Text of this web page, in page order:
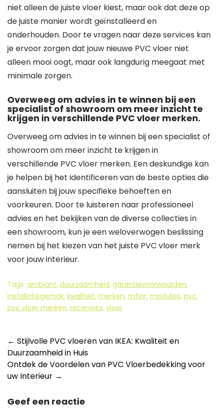
niet alleen de juiste vloer kiest, maar ook dat deze op
de juiste manier wordt geïnstalleerd en
onderhouden. Door te vragen naar deze services kan
je ervoor zorgen dat jouw nieuwe PVC vloer niet
alleen mooi oogt, maar ook langdurig meegaat met
minimale zorgen.
Overweeg om advies in te winnen bij een
specialist of showroom om meer inzicht te
krijgen in verschillende PVC vloer merken.
Overweeg om advies in te winnen bij een specialist of
showroom om meer inzicht te krijgen in
verschillende PVC vloer merken. Een deskundige kan
je helpen bij het identificeren van de beste opties die
aansluiten bij jouw specifieke behoeften en
voorkeuren. Door te luisteren naar professioneel
advies en het bekijken van de diverse collecties in
een showroom, kun je een weloverwogen beslissing
nemen bij het kiezen van het juiste PVC vloer merk
voor jouw interieur.
Tags: ambiant, duurzaamheid, garantievoorwaarden,
installatiegemak, kwaliteit, merken, mflor, moduleo, pvc,
pvc vloer merken, recensies, vloer
Berichtnavigatie
← Stijlvolle PVC vloeren van IKEA: Kwaliteit en
Duurzaamheid in Huis
Ontdek de Voordelen van PVC Vloerbedekking voor
uw Interieur →
Geef een reactie